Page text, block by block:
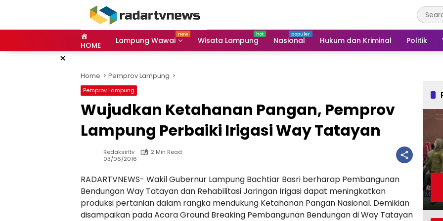
HOME Lampung Wawai Wisata Lampung Nasional Hukum dan Kriminal Politik
×
Home Pemprov Lampung
Pemprov Lampung
Wujudkan Ketahanan Pangan, Pemprov
Lampung Perbaiki Irigasi Way Tatayan
Redaksirltv
2 Min Read
03/06/2016
RADARTVNEWS- Wakil Gubernur Lampung Bachtiar Basri berharap Pembangunan
Bendungan Way Tatayan dan Rehabilitasi Jaringan Irigasi dapat meningkatkan
produksi pertanian dalam rangka mendukung Ketahanan Pangan Nasional. Demikian
disampaikan pada Acara Ground Breaking Pembangunan Bendungan di Way Tatayan